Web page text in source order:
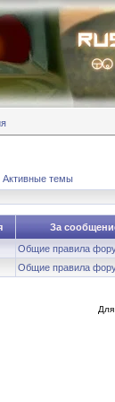
Активные темы
За
Общие правила
Общие правила